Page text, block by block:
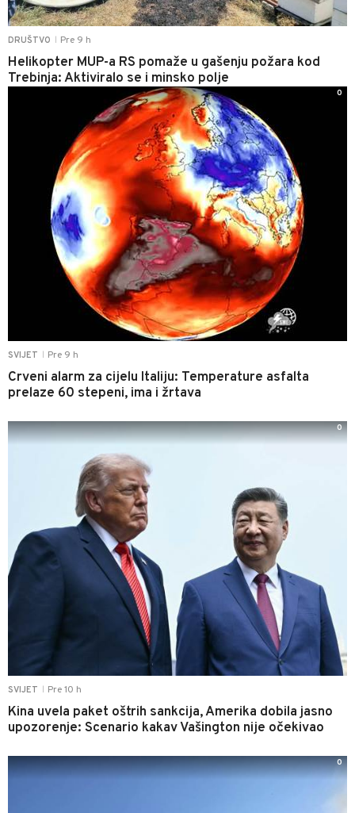
DRUŠTVO Pre 9 h
Helikopter MUP-a RS pomaže u gašenju požara kod
Trebinja: Aktiviralo se i minsko polje
SVIJET Pre 9 h
Crveni alarm za cijelu Italiju: Temperature asfalta
prelaze 60 stepeni, ima i žrtava
0
SVIJET Pre 10 h
Kina uvela paket oštrih sankcija, Amerika dobila jasno
upozorenje: Scenario kakav Vašington nije očekivao
0
0